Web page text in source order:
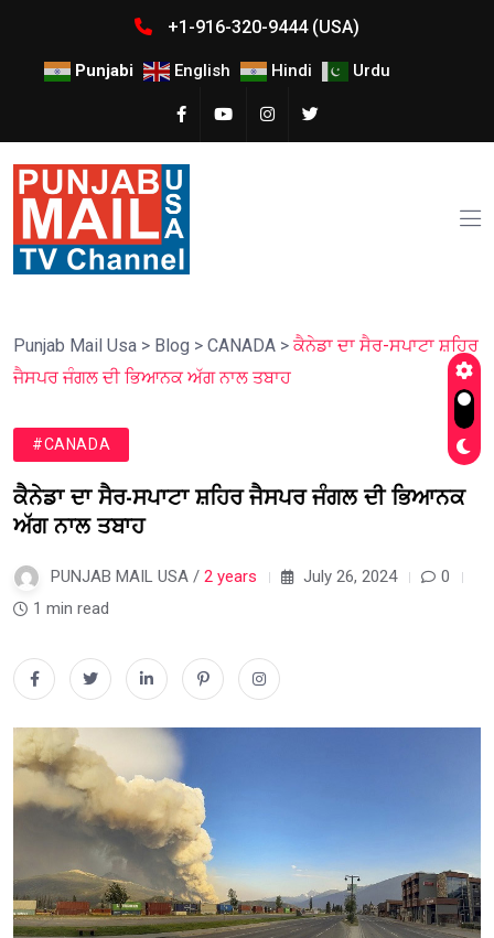
+1-916-320-9444 (USA)
Punjabi English Hindi Urdu
Punjab Mail Usa > Blog > CANADA > ਕੈਨੇਡਾ ਦਾ ਸੈਰ-ਸਪਾਟਾ ਸ਼ਹਿਰ
ਜੈਸਪਰ ਜੰਗਲ ਦੀ ਭਿਆਨਕ ਅੱਗ ਨਾਲ ਤਬਾਹ
#CANADA
ਕੈਨੇਡਾ ਦਾ ਸੈਰ-ਸਪਾਟਾ ਸ਼ਹਿਰ ਜੈਸਪਰ ਜੰਗਲ ਦੀ ਭਿਆਨਕ
ਅੱਗ ਨਾਲ ਤਬਾਹ
PUNJAB MAIL USA / 2 years July 26, 2024
0
1 min read